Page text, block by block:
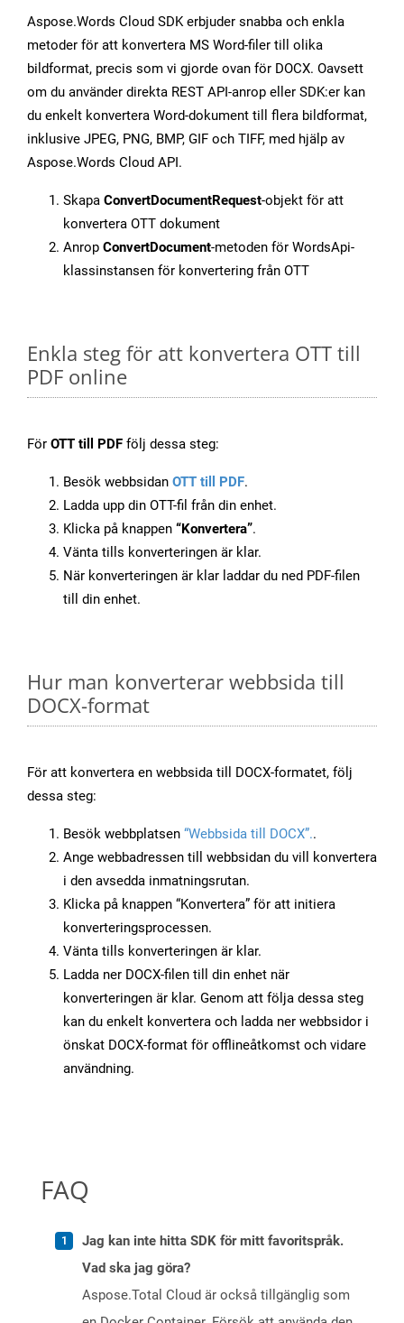
Aspose.Words Cloud SDK erbjuder snabba och enkla
metoder för att konvertera MS Word-filer till olika
bildformat, precis som vi gjorde ovan för DOCX. Oavsett
om du använder direkta REST API-anrop eller SDK:er kan
du enkelt konvertera Word-dokument till flera bildformat,
inklusive JPEG, PNG, BMP, GIF och TIFF, med hjälp av
Aspose.Words Cloud API.
Skapa ConvertDocumentRequest-objekt för att
konvertera OTT dokument
Anrop ConvertDocument-metoden för WordsApi-
klassinstansen för konvertering från OTT
Enkla steg för att konvertera OTT till
PDF online
För OTT till PDF följ dessa steg:
Besök webbsidan OTT till PDF.
Ladda upp din OTT-fil från din enhet.
Klicka på knappen “Konvertera”.
Vänta tills konverteringen är klar.
När konverteringen är klar laddar du ned PDF-filen
till din enhet.
Hur man konverterar webbsida till
DOCX-format
För att konvertera en webbsida till DOCX-formatet, följ
dessa steg:
Besök webbplatsen “Webbsida till DOCX”..
Ange webbadressen till webbsidan du vill konvertera
i den avsedda inmatningsrutan.
Klicka på knappen “Konvertera” för att initiera
konverteringsprocessen.
Vänta tills konverteringen är klar.
Ladda ner DOCX-filen till din enhet när
konverteringen är klar. Genom att följa dessa steg
kan du enkelt konvertera och ladda ner webbsidor i
önskat DOCX-format för offlineåtkomst och vidare
användning.
FAQ
Jag kan inte hitta SDK för mitt favoritspråk.
Vad ska jag göra?
Aspose.Total Cloud är också tillgänglig som